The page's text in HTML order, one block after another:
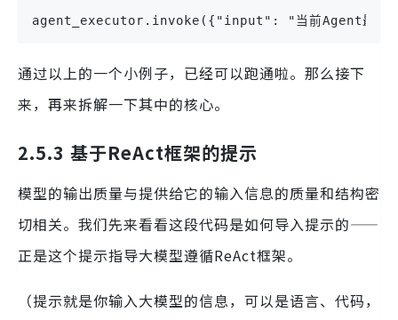
agent_executor.invoke({"input": "当前Agent最新研
通过以上的一个小例子，已经可以跑通啦。那么接下
来，再来拆解一下其中的核心。
2.5.3 基于ReAct框架的提示
模型的输出质量与提供给它的输入信息的质量和结构密
切相关。我们先来看看这段代码是如何导入提示的——
正是这个提示指导大模型遵循ReAct框架。
（提示就是你输入大模型的信息，可以是语言、代码，